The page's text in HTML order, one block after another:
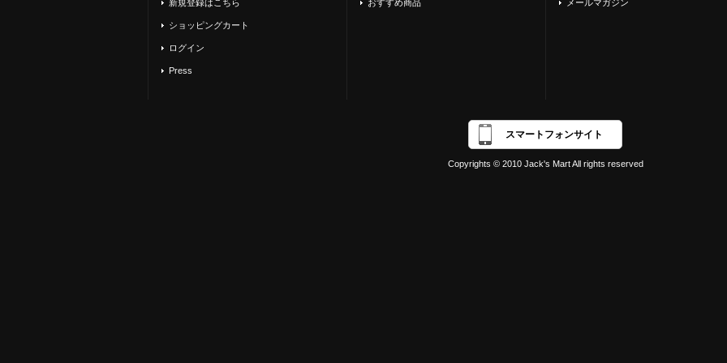
新規登録はこちら
ショッピングカート
ログイン
Press
おすすめ商品 メールマガジン
スマートフォンサイト
Copyrights © 2010 Jack's Mart All rights reserved